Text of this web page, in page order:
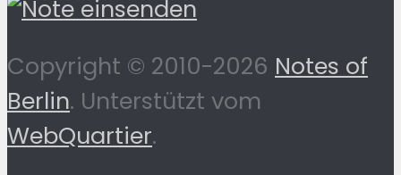
Copyright © 2010-2026 Notes of
Berlin. Unterstützt vom
WebQuartier.